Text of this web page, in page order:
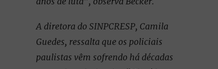
A diretora do SINPCRESP, Camila
Guedes, ressalta que os policiais
paulistas vêm sofrendo há décadas